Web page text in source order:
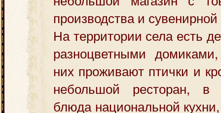
производства и
На территории села есть
разноцветными
них проживают птички и
небольшой ресторан, в
блюда национальной